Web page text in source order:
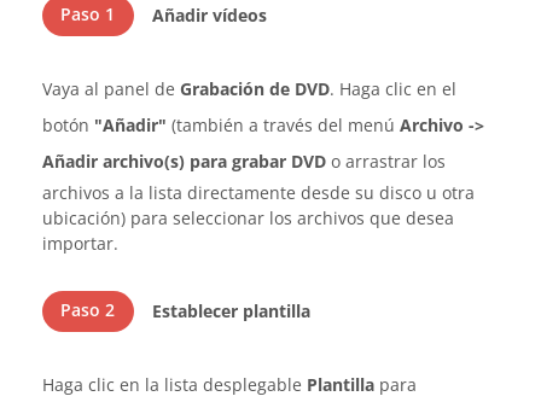
Paso 1 Añadir vídeos
Vaya al panel de Grabación de DVD. Haga clic en el
botón "Añadir" (también a través del menú Archivo ->
Añadir archivo(s) para grabar DVD o arrastrar los
archivos a la lista directamente desde su disco u otra
ubicación) para seleccionar los archivos que desea
importar.
Paso 2 Establecer plantilla
Haga clic en la lista desplegable Plantilla para